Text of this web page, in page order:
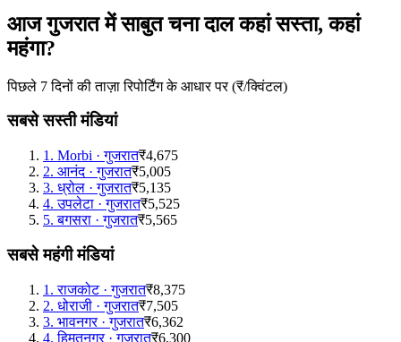
आज गुजरात में साबुत चना दाल कहां सस्ता, कहां
महंगा?
पिछले 7 दिनों की ताज़ा रिपोर्टिंग के आधार पर (₹/क्विंटल)
सबसे सस्ती मंडियां
1 . Morbi ·गुजरात₹4,675
2. आनंद·गुजरात₹5,005
3. ध्रोल ·गुजरात₹5,135
4.उपलेटा ·गुजरात₹5,525
5.बगसरा ·गुजरात₹5,565
सबसे महंगी मंडियां
1 .राजकोट ·गुजरात₹8,375
2. धोराजी ·गुजरात₹7,505
3. भावनगर ·गुजरात₹6,362
4.हिमतनगर·गुजरात₹6,300